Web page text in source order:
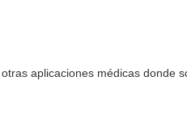
aplicaciones médicas donde